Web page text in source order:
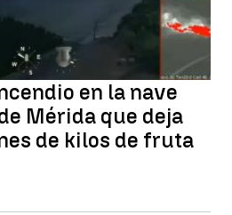
en la nave
Mérida que deja
de kilos de fruta